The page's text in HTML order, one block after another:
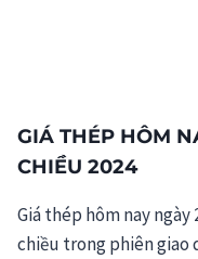
GIÁ THÉP HÔM
CHIỀU 2024
Giá thép hôm nay
chiều trong phiên giao